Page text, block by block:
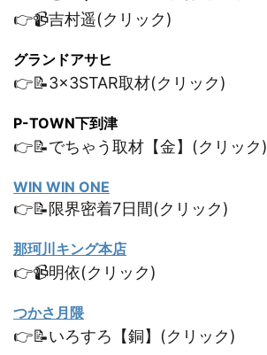
👉📹吉村遥(クリック)
グランドアサヒ
👉📝3×3STAR取材(クリック)
P-TOWN下到津
👉📝でちゃう取材【金】(クリック)
WIN WIN ONE
👉📝限界密着7日間(クリック)
那珂川キング本店
👉📹明依(クリック)
つかさ月隈
👉📝いろすろ【銅】(クリック)